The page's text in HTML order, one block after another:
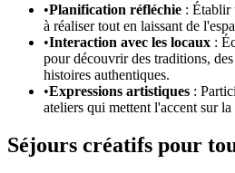
•Planification réfléchie : Établir
à réaliser tout en laissant de
•Interaction avec les locaux :
pour découvrir des traditions,
histoires authentiques.
•Expressions artistiques :
ateliers qui mettent l'accent sur
Séjours créatifs pour